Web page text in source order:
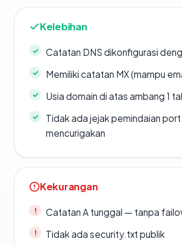
Kelebihan
Catatan DNS dikonfigurasi
Memiliki catatan MX (mampu
Usia domain di atas ambang 1
Tidak ada jejak pemindaian port
mencurigakan
Kekurangan
Catatan A tunggal — tanpa
Tidak ada security.txt publik